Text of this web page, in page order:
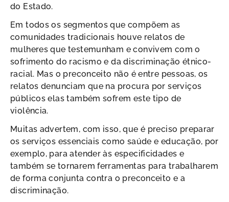
do Estado.
Em todos os segmentos que compõem as
comunidades tradicionais houve relatos de
mulheres que testemunham e convivem com o
sofrimento do racismo e da discriminação étnico-
racial. Mas o preconceito não é entre pessoas, os
relatos denunciam que na procura por serviços
públicos elas também sofrem este tipo de
violência.
Muitas advertem, com isso, que é preciso preparar
os serviços essenciais como saúde e educação, por
exemplo, para atender às especificidades e
também se tornarem ferramentas para trabalharem
de forma conjunta contra o preconceito e a
discriminação.